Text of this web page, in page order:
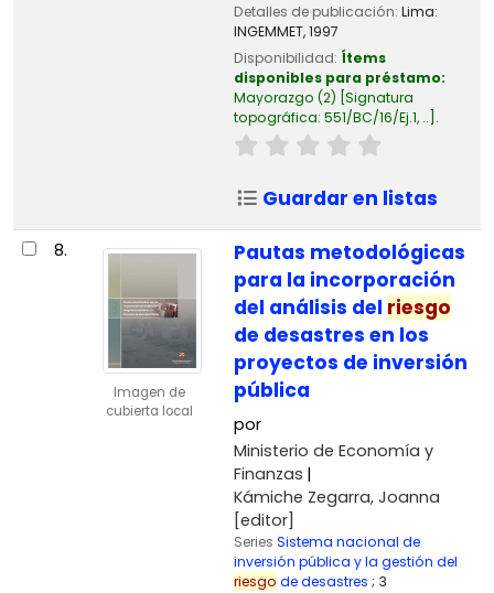
Detalles de publicación: Lima:
INGEMMET,1997
Disponibilidad: Ítems
disponibles para préstamo:
Mayorazgo (2) Signatura
topográfica: 551/BC/16/Ej.1, .. .
Guardar en listas
8.
Imagen de
cubierta local
Pautas metodológicas
para la incorporación
del análisis del riesgo
de desastres en los
proyectos de inversión
pública
por
Ministerio de Economía y
Finanzas
Kámiche Zegarra, Joanna
[editor]
Series Sistema nacional de
inversión pública y la gestión del
riesgo de desastres ; 3